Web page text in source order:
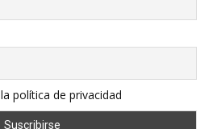
política de privacidad